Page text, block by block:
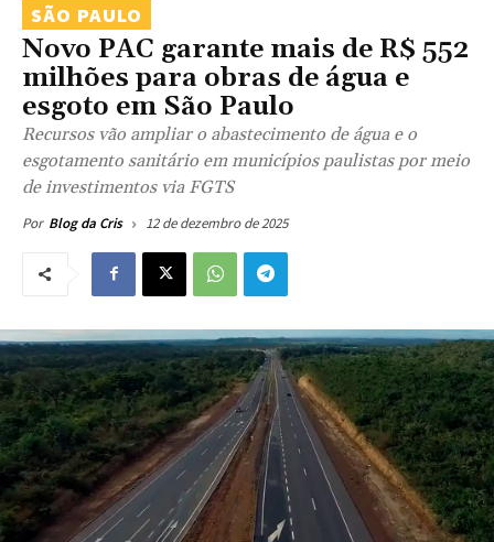
SÃO PAULO
Novo PAC garante mais de R$ 552
milhões para obras de água e
esgoto em São Paulo
Recursos vão ampliar o abastecimento de água e o
esgotamento sanitário em municípios paulistas por meio
de investimentos via FGTS
Por Blog da Cris 12 de dezembro de 2025